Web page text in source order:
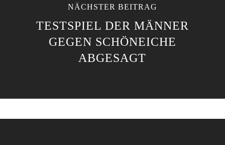
NÄCHSTER BEITRAG
TESTSPIEL DER MÄNNER
GEGEN SCHÖNEICHE
ABGESAGT